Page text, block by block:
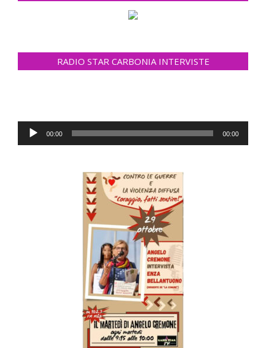
RADIO STAR CARBONIA INTERVISTE
Audio
Player
00:00 00:00